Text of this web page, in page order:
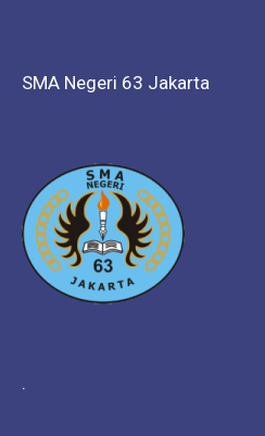
SMA Negeri 63 Jakarta
.